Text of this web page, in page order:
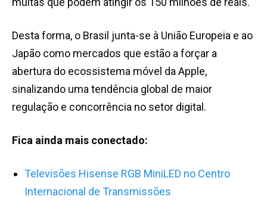
Desta forma, o Brasil junta-se à União Europeia e ao
Japão como mercados que estão a forçar a
abertura do ecossistema móvel da Apple,
sinalizando uma tendência global de maior
regulação e concorrência no setor digital.
Fica ainda mais conectado:
Televisões Hisense RGB MiniLED no Centro
Internacional de Transmissões